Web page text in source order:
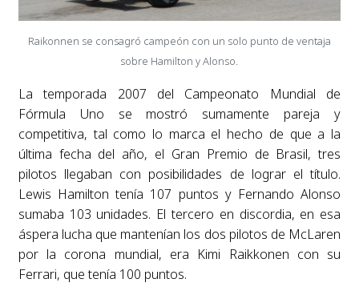
Raikonnen se consagró campeón con un solo punto de ventaja
sobre Hamilton y Alonso.
La temporada 2007 del Campeonato Mundial de
Fórmula Uno se mostró sumamente pareja y
competitiva, tal como lo marca el hecho de que a la
última fecha del año, el Gran Premio de Brasil, tres
pilotos llegaban con posibilidades de lograr el título.
Lewis Hamilton tenía 107 puntos y Fernando Alonso
sumaba 103 unidades. El tercero en discordia, en esa
áspera lucha que mantenían los dos pilotos de McLaren
por la corona mundial, era Kimi Raikkonen con su
Ferrari, que tenía 100 puntos.